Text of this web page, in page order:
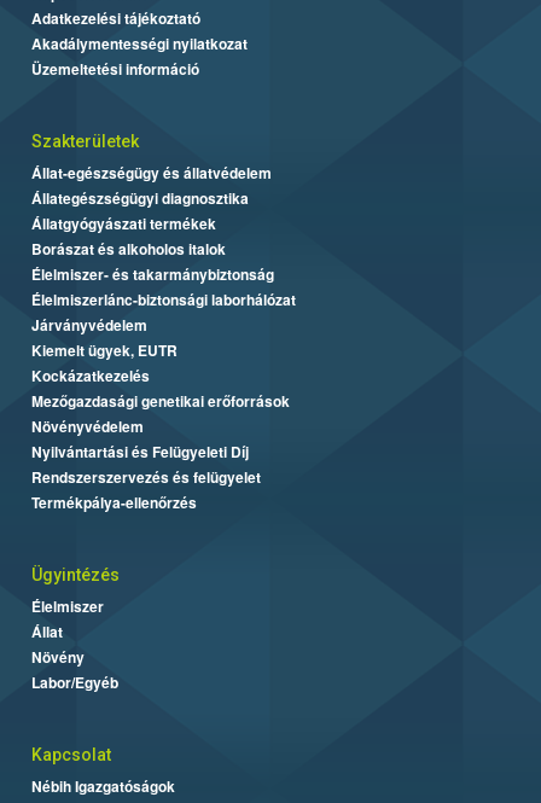
Adatkezelési tájékoztató
Akadálymentességi nyilatkozat
Üzemeltetési információ
Szakterületek
Állat-egészségügy és állatvédelem
Állategészségügyi diagnosztika
Állatgyógyászati termékek
Borászat és alkoholos italok
Élelmiszer- és takarmánybiztonság
Élelmiszerlánc-biztonsági laborhálózat
Járványvédelem
Kiemelt ügyek, EUTR
Kockázatkezelés
Mezőgazdasági genetikai erőforrások
Növényvédelem
Nyilvántartási és Felügyeleti Díj
Rendszerszervezés és felügyelet
Termékpálya-ellenőrzés
Ügyintézés
Élelmiszer
Állat
Növény
Labor/Egyéb
Kapcsolat
Nébih Igazgatóságok